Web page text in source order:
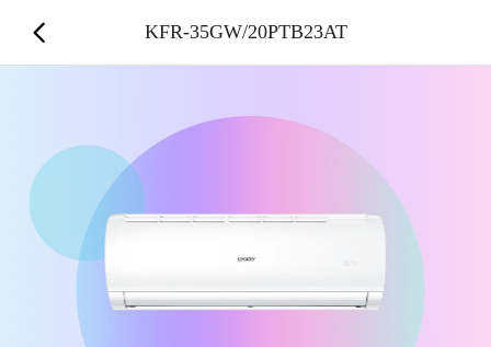
KFR-35GW/20PTB23AT